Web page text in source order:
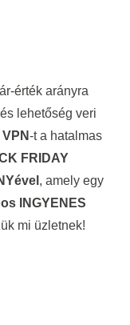
érték arányra
lehetőség veri
-t a hatalmas
FRIDAY
, amely egy
INGYENES
mi üzletnek!